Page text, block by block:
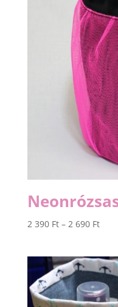
2 390 Ft – 2 690 Ft
-
2
690